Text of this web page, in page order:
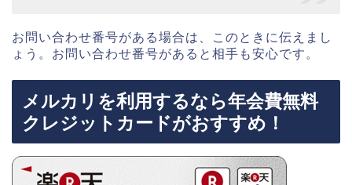
お問い合わせ番号がある場合は、このときに伝えまし
ょう。お問い合わせ番号があると相手も安心です。
メルカリを利用するなら年会費無料
クレジットカードがおすすめ！